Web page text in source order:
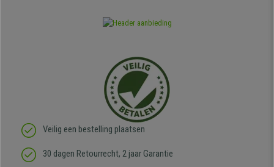
Veilig een bestelling plaatsen
30 dagen Retourrecht, 2 jaar Garantie